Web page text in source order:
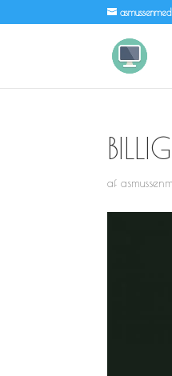
af